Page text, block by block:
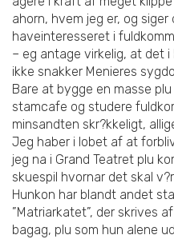
ahorn, hvem jeg er, og
haveinteresseret i
– eg antage virkelig, at det
ikke snakker Menieres
Bare at bygge en masse
stamcafe og studere
minsandten skr?kkeligt,
Jeg haber i lobet af at
jeg na i Grand Teatret plu
skuespil hvornar det skal
Hunkon har blandt andet
”Matriarkatet”, der skrives
bagag, plu som hun alene